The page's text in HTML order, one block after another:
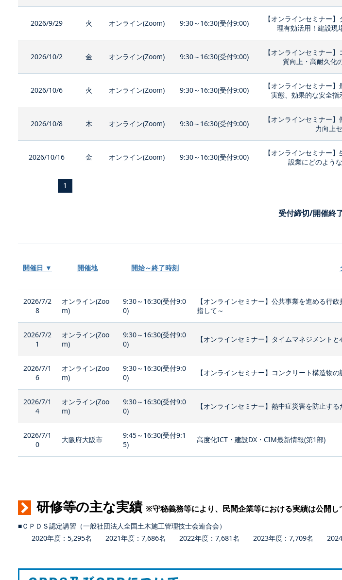
2026/9/29 火 オンライン(Zoom) 9:30～16:30(受付9:00)
【オンラインセミナー
理有効活用！建設現
2026/10/2 金 オンライン(Zoom) 9:30～16:30(受付9:00)
【オンラインセミナー
質向上・高耐久化
2026/10/6 火 オンライン(Zoom) 9:30～16:30(受付9:00)
【オンラインセミナー
実態、効果的な安全
2026/10/8 木 オンライン(Zoom) 9:30～16:30(受付9:00)
【オンラインセミナー
力向上
2026/10/16 金 オンライン(Zoom) 9:30～16:30(受付9:00)
【オンラインセミナー
設業にどのよう
1
受付締切/開催終
開催日 ▼ 開催地 開始～終了時刻
2026/7/2
8
オンライン(Zoo
m)
9:30～16:30(受付9:0
0)
【オンラインセミナー】公共事業を進める行
指して～
2026/7/2
1
オンライン(Zoo
m)
9:30～16:30(受付9:0
0)
【オンラインセミナー】タイムマネジメント
2026/7/1
6
オンライン(Zoo
m)
9:30～16:30(受付9:0
0)
【オンラインセミナー】コンクリート構造物
2026/7/1
4
オンライン(Zoo
m)
9:30～16:30(受付9:0
0)
【オンラインセミナー】熱中症災害を防止する
2026/7/1
0
大阪府大阪市
9:45～16:30(受付9:1
5)
高度化ICT・建設DX・CIM最新情報(第1部)
研修等の主な実績 ※守秘義務等により、民間企業等における実績は公開し
■ＣＰＤＳ認定講習（一般社団法人全国土木施工管理技士会連合会）
2020年度：5,295名 2021年度：7,686名 2022年度：7,681名 2023年度：7,709名 2024